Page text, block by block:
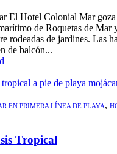
El Hotel Colonial Mar goza
de Roquetas de Mar
rodeadas de jardines. Las
de balcón...
EN PRIMERA LÍNEA DE PLAYA,
Tropical